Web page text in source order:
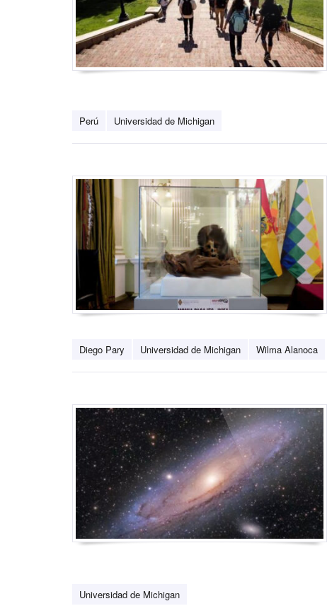
Perú Universidad de Michigan
Diego Pary Universidad de Michigan Wilma Alanoca
Universidad de Michigan